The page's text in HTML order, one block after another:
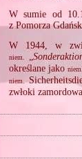
W sumie od
z Pomorza
W 1944, w
niem. „
określane jakoniem.
niem.
zwłoki